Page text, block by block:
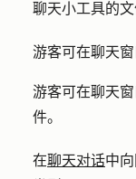
聊天小工具的
游客可在聊天
游客可在聊天
件。
在聊天对话中